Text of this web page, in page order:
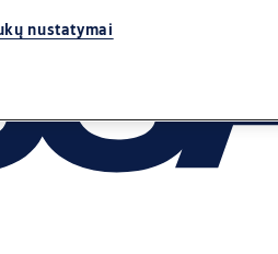
nustatymai